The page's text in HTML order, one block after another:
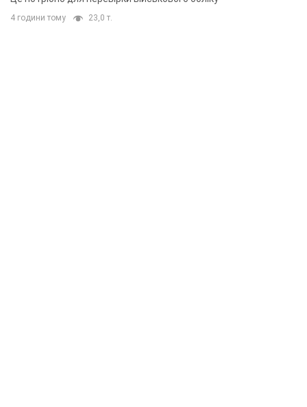
4 години тому 23,0 т.